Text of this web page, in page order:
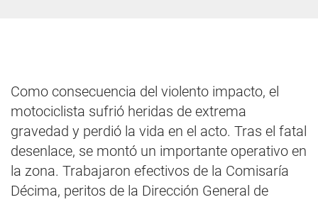
Como consecuencia del violento impacto, el
motociclista sufrió heridas de extrema
gravedad y perdió la vida en el acto. Tras el fatal
desenlace, se montó un importante operativo en
la zona. Trabajaron efectivos de la Comisaría
Décima, peritos de la Dirección General de